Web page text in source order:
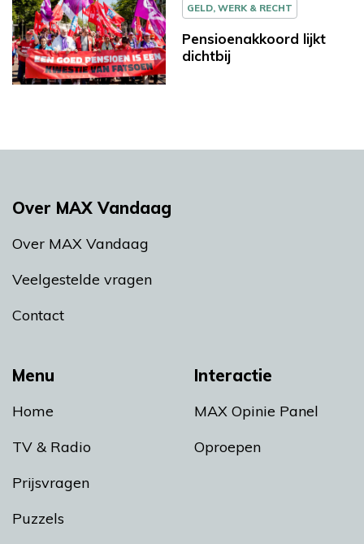
GELD, WERK & RECHT
Pensioenakkoord lijkt
dichtbij
Menu
Home
TV & Radio
Prijsvragen
Puzzels
Interactie
MAX Opinie Panel
Oproepen
Over MAX Vandaag
Over MAX Vandaag
Veelgestelde vragen
Contact